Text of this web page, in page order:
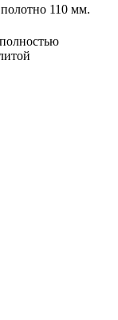
110 мм.